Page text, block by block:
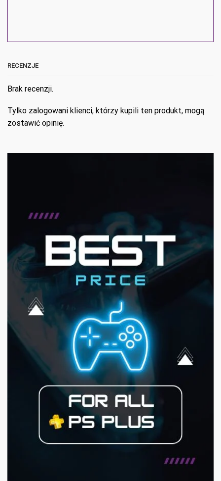
RECENZJE
Brak recenzji.
Tylko zalogowani klienci, którzy kupili ten produkt, mogą
zostawić opinię.